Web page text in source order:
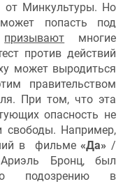
от Минкультуры. Но
попасть под
призывают многие
против действий
может выродиться
правительством
При том, что эта
опасность не
свободы. Например,
в фильме«Да» /
Бронц, был
подозрению в